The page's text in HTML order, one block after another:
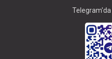
Telegram'da